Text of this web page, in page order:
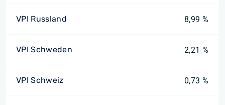
VPI Russland 8,99 %
VPI Schweden 2,21 %
VPI Schweiz 0,73 %